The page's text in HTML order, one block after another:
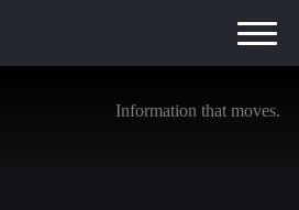
Information that moves.